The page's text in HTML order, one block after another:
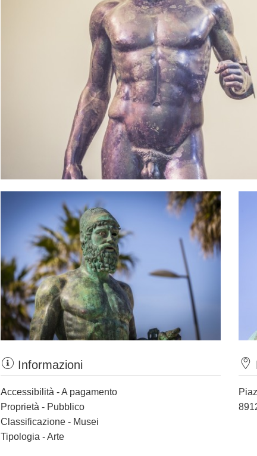
Informazioni
Accessibilità - A pagamento
Proprietà - Pubblico
Classificazione - Musei
Tipologia - Arte